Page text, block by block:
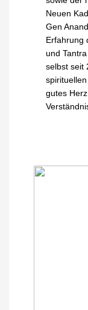
Neuen
Gen
Erfahrung
und
selbst seit
gutes